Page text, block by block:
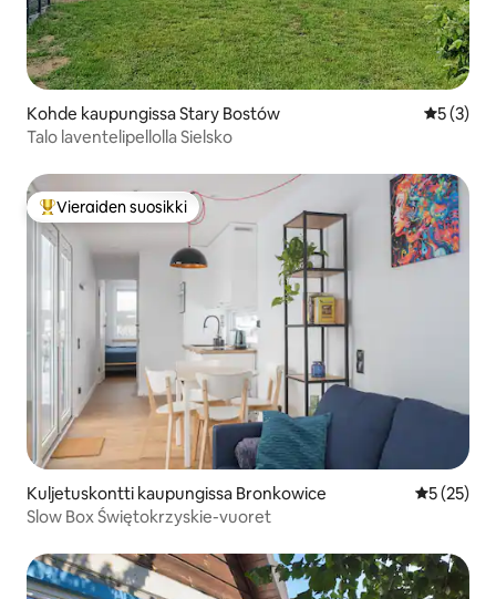
Kohde kaupungissa Stary Bostów
5 (3)
Talo laventelipellolla Sielsko
Vieraiden suosikkien parhaimmistoa
Vieraiden suosikki
Kuljetuskontti kaupungissa Bronkowice
5 (25)
Slow Box Świętokrzyskie-vuoret